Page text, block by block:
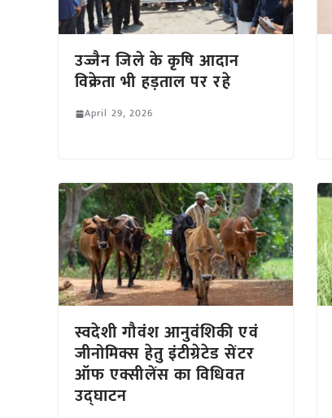
उज्जैन जिले के कृषि आदान
विक्रेता भी हड़ताल पर रहे
April 29, 2026
स्वदेशी गौवंश आनुवंशिकी एवं
जीनोमिक्स हेतु इंटीग्रेटेड सेंटर
ऑफ एक्सीलेंस का विधिवत
उद्घाटन